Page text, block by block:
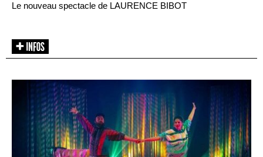
Le nouveau spectacle de LAURENCE BIBOT